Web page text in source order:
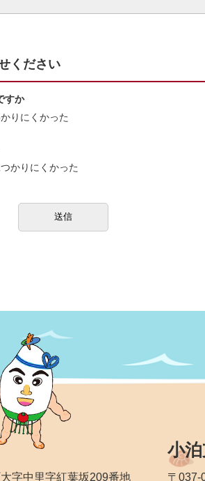
ください
すか
りにくかった
つかりにくかった
字中里字紅葉坂209番地
小
〒